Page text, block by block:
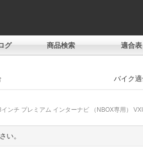
グ 商品検索 適合表
バイク適
インチ プレミアム インターナビ （NBOX専用）
い。